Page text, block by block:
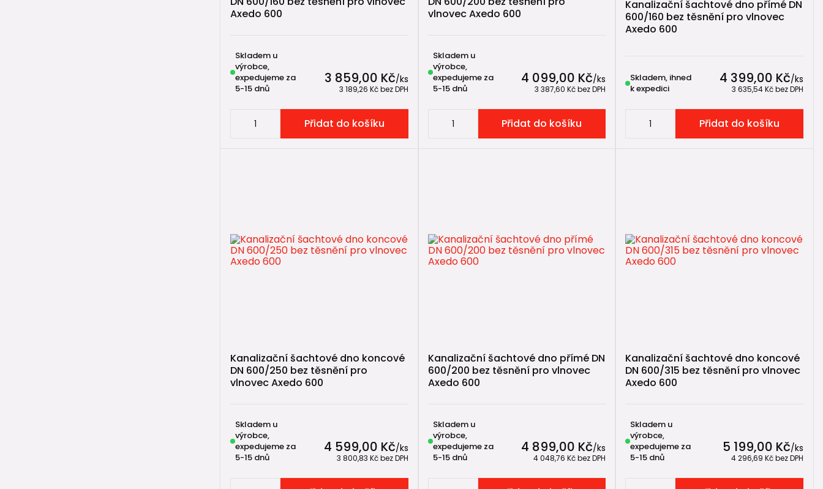
Axedo 600
3 859,00 Kč/ks
3 189,26 Kčbez DPH
Skladem u
výrobce,
expedujeme za
5-15 dnů
Přidat do košíku
vlnovec Axedo 600
4 099,00 Kč/ks
3 387,60 Kčbez DPH
Skladem u
výrobce,
expedujeme za
5-15 dnů
Přidat do košíku
Kanalizační šachtové dno přímé DN
600/160 bez těsnění pro vlnovec
Axedo 600
4 399,00 Kč/ks
3 635,54 Kčbez DPH
Skladem, ihned
k expedici
Přidat do košíku
Kanalizační šachtové dno koncové
DN 600/250 bez těsnění pro
vlnovec Axedo 600
4 599,00 Kč/ks
3 800,83 Kčbez DPH
Skladem u
výrobce,
expedujeme za
5-15 dnů
Kanalizační šachtové dno přímé DN
600/200 bez těsnění pro vlnovec
Axedo 600
4 899,00 Kč/ks
4 048,76 Kčbez DPH
Skladem u
výrobce,
expedujeme za
5-15 dnů
Kanalizační šachtové dno koncové
DN 600/315 bez těsnění pro vlnovec
Axedo 600
5 199,00 Kč/ks
4 296,69 Kčbez DPH
Skladem u
výrobce,
expedujeme za
5-15 dnů